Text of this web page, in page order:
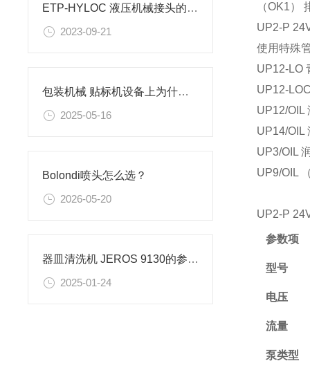
ETP-HYLOC 液压机械接头的安装和拆卸
2023-09-21
包装机械 贴标机设备上为什么会选用德国ELBE的传动轴？
2025-05-16
Bolondi喷头怎么选？
2026-05-20
器皿清洗机 JEROS 9130的参数信息
2025-01-24
（OK1）
UP2-P
使用特殊
UP12-LO
UP12-
UP12/OIL
UP14/OIL
UP3/OIL
UP9/OIL
UP2-P
参数项
型号
电压
流量
泵类型